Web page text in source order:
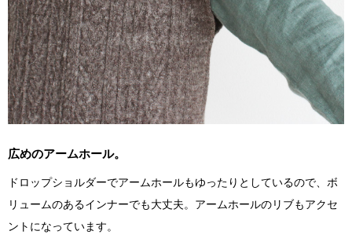
広めのアームホール。
ドロップショルダーでアームホールもゆったりとしているので、ボ
リュームのあるインナーでも大丈夫。アームホールのリブもアクセ
ントになっています。